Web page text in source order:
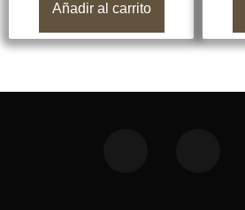
Añadir al carrito